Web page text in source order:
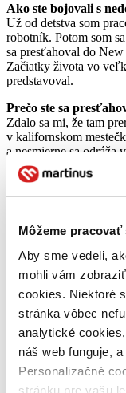
Môžeme
Aby sme vedeli,
mohli vám
cookies. Niektoré
stránka vôbec
analytické
náš web funguje,
Personalizačné
stránku pre vašu
Ako ste bojovali s
Už od detstva som
robotník. Potom som
sa presťahoval do New
Začiatky života vo
predstavoval.
Prečo ste sa
Zdalo sa mi, že tam
v kalifornskom
a nesmierne sa odráža
si, že bude ľahšie
tvorbou som sa
Písal som o ľuďoch,
a ťažký život. V
Sú vo Vašej tvorbe
život?
môjho rodného
zobrazoval mi boli
ja, aby sa uživili.